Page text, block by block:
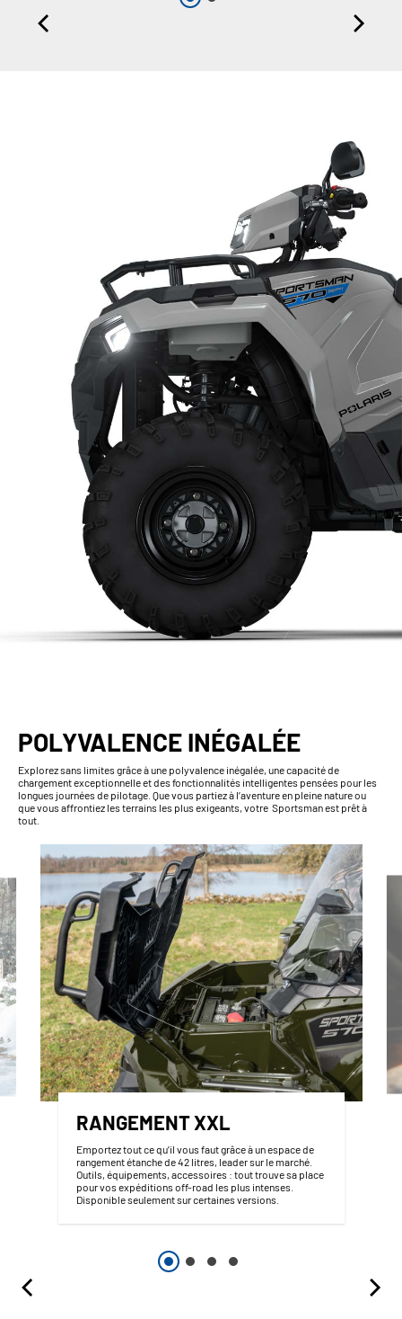
POLYVALENCE INÉGALÉE
Explorez sans limites grâce à une polyvalence inégalée, une capacité de
chargement exceptionnelle et des fonctionnalités intelligentes pensées pour les
longues journées de pilotage. Que vous partiez à l’aventure en pleine nature ou
que vous affrontiez les terrains les plus exigeants, votre Sportsman est prêt à
tout.
RANGEMENT XXL
Emportez tout ce qu’il vous faut grâce à un espace de
rangement étanche de 42 litres, leader sur le marché.
Outils, équipements, accessoires : tout trouve sa place
pour vos expéditions off-road les plus intenses.
Disponible seulement sur certaines versions.